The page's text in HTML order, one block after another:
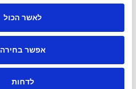
לאשר הכול
אפשר בחירה
לדחות
muallem@muallem-cpa.co.il